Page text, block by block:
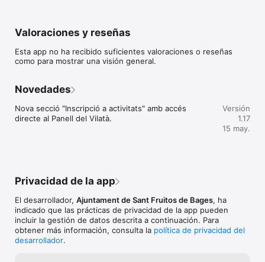
diverses seccions informatives.
Valoraciones y reseñas
Esta app no ha recibido suficientes valoraciones o reseñas
como para mostrar una visión general.
Novedades
Nova secció "Inscripció a activitats" amb accés
directe al Panell del Vilatà.
Versión
1.17
15 may.
Privacidad de la app
El desarrollador, Ajuntament de Sant Fruitos de Bages, ha
indicado que las prácticas de privacidad de la app pueden
incluir la gestión de datos descrita a continuación. Para
obtener más información, consulta la política de privacidad del
desarrollador.